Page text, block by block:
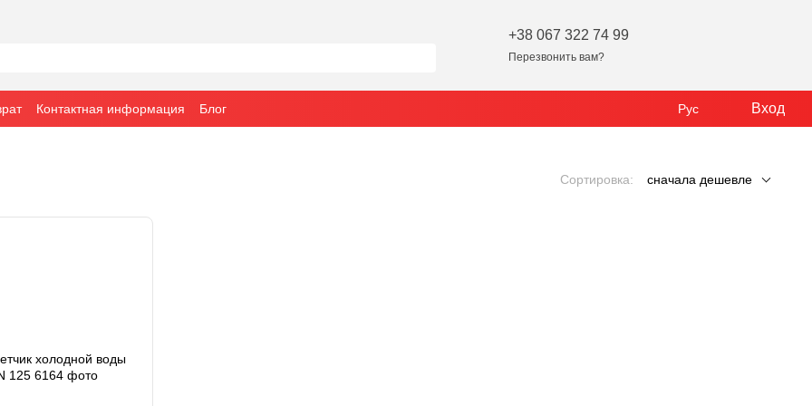
+38 067 322 74 99
Перезвонить вам?
Контактная информация Блог Рус Вход
Сортировка: сначала дешевле